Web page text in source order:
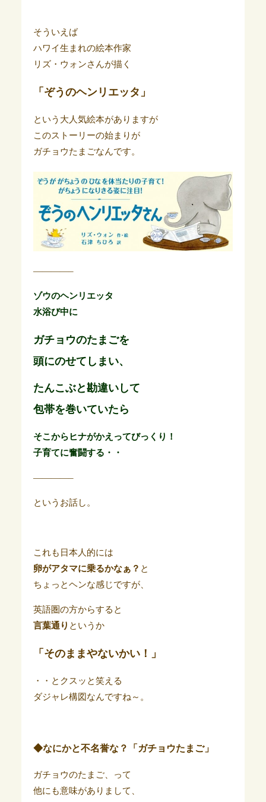
そういえば
ハワイ生まれの絵本作家
リズ・ウォンさんが描く
「ぞうのヘンリエッタ」
という大人気絵本がありますが
このストーリーの始まりが
ガチョウたまごなんです。
————–
ゾウのヘンリエッタ
水浴び中に
ガチョウのたまごを
頭にのせてしまい、
たんこぶと勘違いして
包帯を巻いていたら
そこからヒナがかえってびっくり！
子育てに奮闘する・・
————–
というお話し。
これも日本人的には
卵がアタマに乗るかなぁ？ と
ちょっとヘンな感じですが、
英語圏の方からすると
言葉通り というか
「そのままやないかい！」
・・とクスッと笑える
ダジャレ構図なんですね～。
◆なにかと不名誉な？「ガチョウたまご」
ガチョウのたまご、って
他にも意味がありまして、